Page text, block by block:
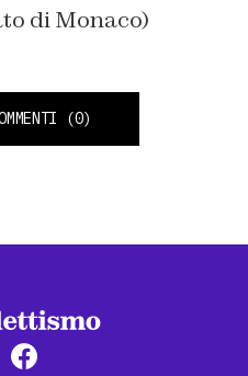
di Monaco)
(0)